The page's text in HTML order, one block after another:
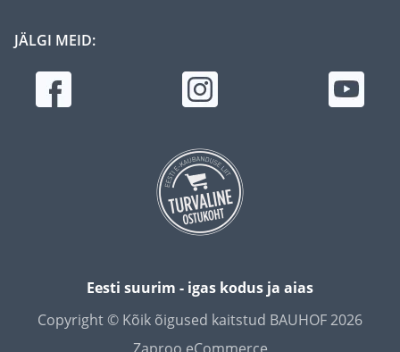
JÄLGI MEID:
Eesti suurim - igas kodus ja aias
Copyright © Kõik õigused kaitstud BAUHOF 2026